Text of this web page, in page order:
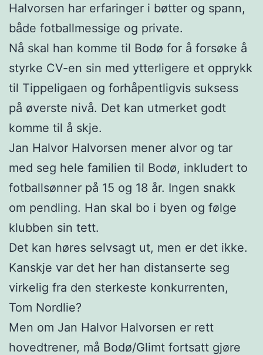
Halvorsen har erfaringer i bøtter og spann,
både fotballmessige og private.
Nå skal han komme til Bodø for å forsøke å
styrke CV-en sin med ytterligere et opprykk
til Tippeligaen og forhåpentligvis suksess
på øverste nivå. Det kan utmerket godt
komme til å skje.
Jan Halvor Halvorsen mener alvor og tar
med seg hele familien til Bodø, inkludert to
fotballsønner på 15 og 18 år. Ingen snakk
om pendling. Han skal bo i byen og følge
klubben sin tett.
Det kan høres selvsagt ut, men er det ikke.
Kanskje var det her han distanserte seg
virkelig fra den sterkeste konkurrenten,
Tom Nordlie?
Men om Jan Halvor Halvorsen er rett
hovedtrener, må Bodø/Glimt fortsatt gjøre